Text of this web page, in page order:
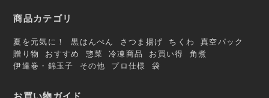
商品カテゴリ
夏を元気に！ 黒はんぺん さつま揚げ ちくわ
真空パック
贈り物
おすすめ 惣菜 冷凍商品 お買い得
角煮
伊達巻・錦玉子
その他 プロ仕様 袋
お買い物ガイド